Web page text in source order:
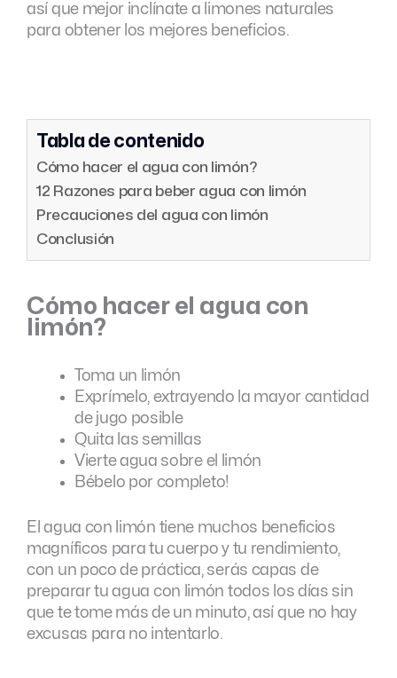
así que mejor inclínate a limones naturales
para obtener los mejores beneficios.
Tabla de contenido
Cómo hacer el agua con limón?
12 Razones para beber agua con limón
Precauciones del agua con limón
Conclusión
Cómo hacer el agua con
limón?
Toma un limón
Exprímelo, extrayendo la mayor cantidad
de jugo posible
Quita las semillas
Vierte agua sobre el limón
Bébelo por completo!
El agua con limón tiene muchos beneficios
magníficos para tu cuerpo y tu rendimiento,
con un poco de práctica, serás capas de
preparar tu agua con limón todos los días sin
que te tome más de un minuto, así que no hay
excusas para no intentarlo.